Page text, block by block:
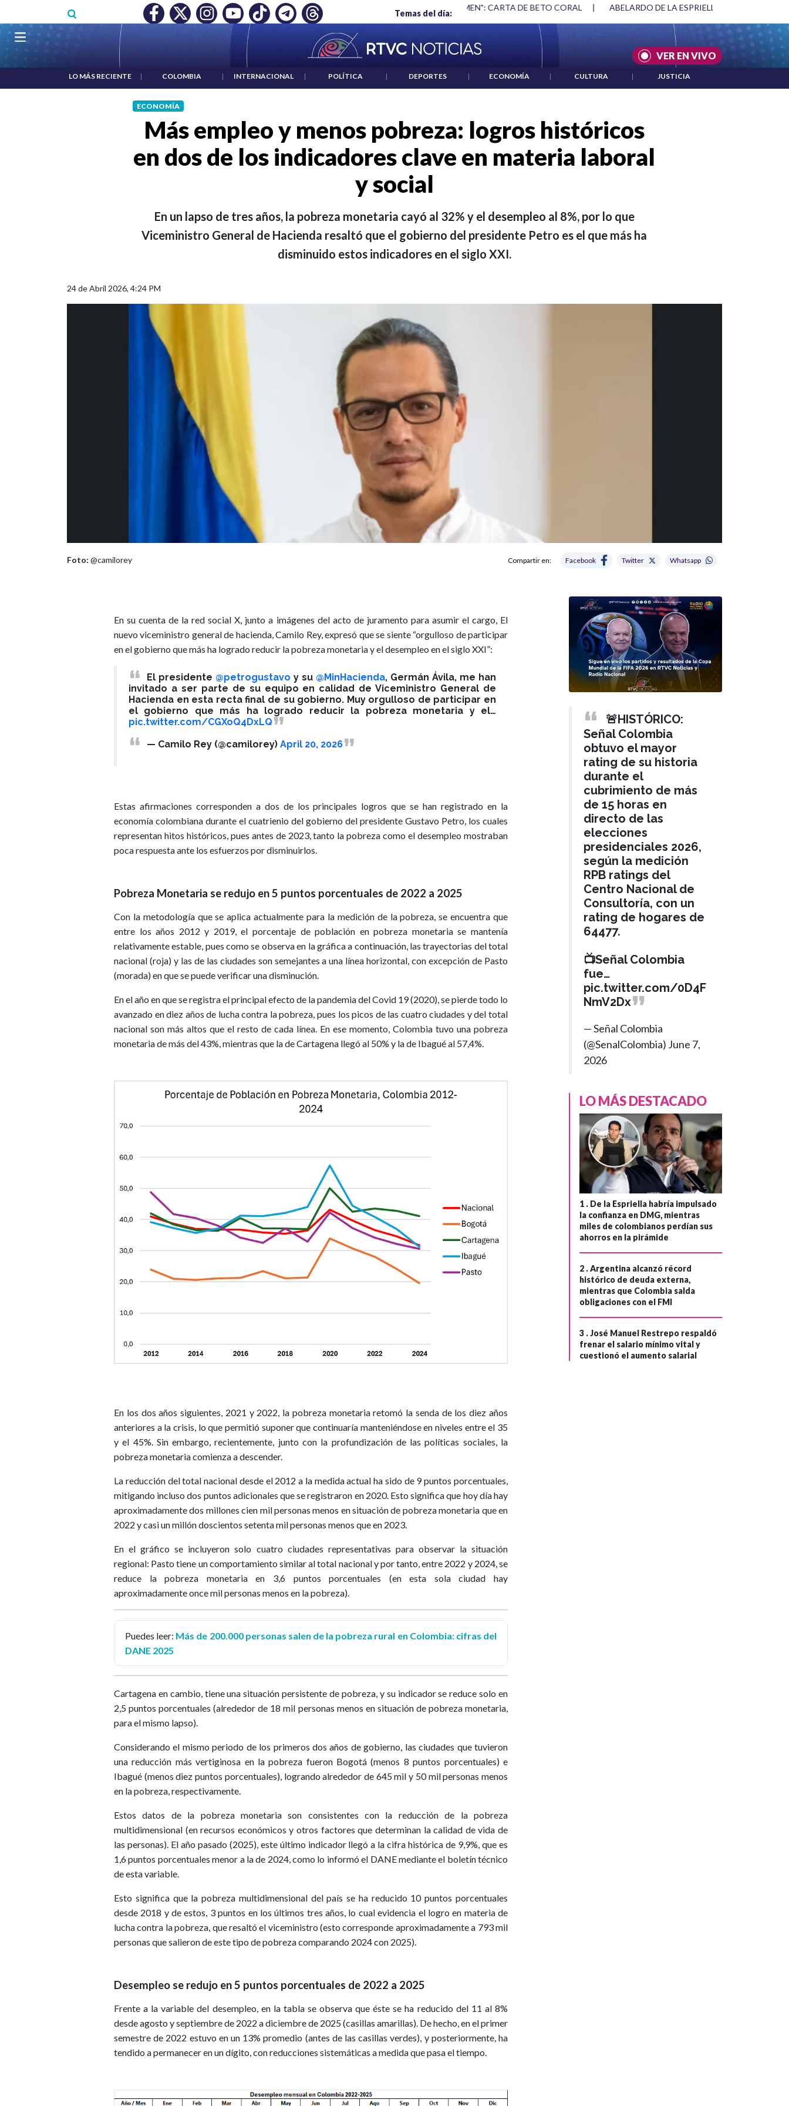
Temas del día:
MÍNIMO NO DESTRUYÓ EMPLEO: JP MORGAN | "HABLAR NO ES UN CRIMEN": CARTA DE BETO CORAL ABELARDO DE LA ESPRIELLA Y DMG ACUERDOS ENTRE ESTADOS UNIDOS E
VER EN VIVO
Navegación principal
LO MÁS RECIENTE | COLOMBIA | INTERNACIONAL | POLÍTICA | DEPORTES | ECONOMÍA | CULTURA | JUSTICIA
ECONOMÍA
Más empleo y menos pobreza: logros históricos
en dos de los indicadores clave en materia laboral
y social
En un lapso de tres años, la pobreza monetaria cayó al 32% y el desempleo al 8%, por lo que
Viceministro General de Hacienda resaltó que el gobierno del presidente Petro es el que más ha
disminuido estos indicadores en el siglo XXI.
24 de Abril 2026, 4:24 PM
Foto: @camilorey Compartir en: Facebook Twitter Whatsapp
En su cuenta de la red social X, junto a imágenes del acto de juramento para asumir el cargo, El
nuevo viceministro general de hacienda, Camilo Rey, expresó que se siente “orgulloso de participar
en el gobierno que más ha logrado reducir la pobreza monetaria y el desempleo en el siglo XXI”:
El presidente @petrogustavo y su @MinHacienda, Germán Ávila, me han
invitado a ser parte de su equipo en calidad de Viceministro General de
Hacienda en esta recta final de su gobierno. Muy orgulloso de participar en
el gobierno que más ha logrado reducir la pobreza monetaria y el…
pic.twitter.com/CGXoQ4DxLQ
— Camilo Rey (@camilorey) April 20, 2026
Estas afirmaciones corresponden a dos de los principales logros que se han registrado en la
economía colombiana durante el cuatrienio del gobierno del presidente Gustavo Petro, los cuales
representan hitos históricos, pues antes de 2023, tanto la pobreza como el desempleo mostraban
poca respuesta ante los esfuerzos por disminuirlos.
Pobreza Monetaria se redujo en 5 puntos porcentuales de 2022 a 2025
Con la metodología que se aplica actualmente para la medición de la pobreza, se encuentra que
entre los años 2012 y 2019, el porcentaje de población en pobreza monetaria se mantenía
relativamente estable, pues como se observa en la gráfica a continuación, las trayectorias del total
nacional (roja) y las de las ciudades son semejantes a una línea horizontal, con excepción de Pasto
(morada) en que se puede verificar una disminución.
En el año en que se registra el principal efecto de la pandemia del Covid 19 (2020), se pierde todo lo
avanzado en diez años de lucha contra la pobreza, pues los picos de las cuatro ciudades y del total
nacional son más altos que el resto de cada línea. En ese momento, Colombia tuvo una pobreza
monetaria de más del 43%, mientras que la de Cartagena llegó al 50% y la de Ibagué al 57,4%.
En los dos años siguientes, 2021 y 2022, la pobreza monetaria retomó la senda de los diez años
anteriores a la crisis, lo que permitió suponer que continuaría manteniéndose en niveles entre el 35
y el 45%. Sin embargo, recientemente, junto con la profundización de las políticas sociales, la
pobreza monetaria comienza a descender.
La reducción del total nacional desde el 2012 a la medida actual ha sido de 9 puntos porcentuales,
mitigando incluso dos puntos adicionales que se registraron en 2020. Esto significa que hoy día hay
aproximadamente dos millones cien mil personas menos en situación de pobreza monetaria que en
2022 y casi un millón doscientos setenta mil personas menos que en 2023.
En el gráfico se incluyeron solo cuatro ciudades representativas para observar la situación
regional: Pasto tiene un comportamiento similar al total nacional y por tanto, entre 2022 y 2024, se
reduce la pobreza monetaria en 3,6 puntos porcentuales (en esta sola ciudad hay
aproximadamente once mil personas menos en la pobreza).
Puedes leer: Más de 200.000 personas salen de la pobreza rural en Colombia: cifras del
DANE 2025
Cartagena en cambio, tiene una situación persistente de pobreza, y su indicador se reduce solo en
2,5 puntos porcentuales (alrededor de 18 mil personas menos en situación de pobreza monetaria,
para el mismo lapso).
Considerando el mismo periodo de los primeros dos años de gobierno, las ciudades que tuvieron
una reducción más vertiginosa en la pobreza fueron Bogotá (menos 8 puntos porcentuales) e
Ibagué (menos diez puntos porcentuales), logrando alrededor de 645 mil y 50 mil personas menos
en la pobreza, respectivamente.
Estos datos de la pobreza monetaria son consistentes con la reducción de la pobreza
multidimensional (en recursos económicos y otros factores que determinan la calidad de vida de
las personas). El año pasado (2025), este último indicador llegó a la cifra histórica de 9,9%, que es
1,6 puntos porcentuales menor a la de 2024, como lo informó el DANE mediante el boletín técnico
de esta variable.
Esto significa que la pobreza multidimensional del país se ha reducido 10 puntos porcentuales
desde 2018 y de estos, 3 puntos en los últimos tres años, lo cual evidencia el logro en materia de
lucha contra la pobreza, que resaltó el viceministro (esto corresponde aproximadamente a 793 mil
personas que salieron de este tipo de pobreza comparando 2024 con 2025).
Desempleo se redujo en 5 puntos porcentuales de 2022 a 2025
Frente a la variable del desempleo, en la tabla se observa que éste se ha reducido del 11 al 8%
desde agosto y septiembre de 2022 a diciembre de 2025 (casillas amarillas). De hecho, en el primer
semestre de 2022 estuvo en un 13% promedio (antes de las casillas verdes), y posteriormente, ha
tendido a permanecer en un dígito, con reducciones sistemáticas a medida que pasa el tiempo.
🚨HISTÓRICO:
Señal Colombia
obtuvo el mayor
rating de su historia
durante el
cubrimiento de más
de 15 horas en
directo de las
elecciones
presidenciales 2026,
según la medición
RPB ratings del
Centro Nacional de
Consultoría, con un
rating de hogares de
64477.
📺Señal Colombia
fue…
pic.twitter.com/0D4F
NmV2Dx
— Señal Colombia
(@SenalColombia) June 7,
2026
LO MÁS DESTACADO
1 . De la Espriella habría impulsado
la confianza en DMG, mientras
miles de colombianos perdían sus
ahorros en la pirámide
2 .Argentina alcanzó récord
histórico de deuda externa,
mientras que Colombia salda
obligaciones con el FMI
3 .José Manuel Restrepo respaldó
frenar el salario mínimo vital y
cuestionó el aumento salarial